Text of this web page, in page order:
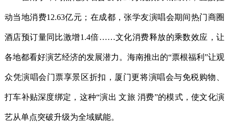
动当地消费12.63亿元；在成都，张学友演唱会期间热门商圈
酒店预订量同比激增1.4倍……文化消费释放的乘数效应，让
各地都看好演艺经济的发展潜力。海南推出的“票根福利”让观
众凭演唱会门票享景区折扣，厦门更将演唱会与免税购物、
打车补贴深度绑定，这种“演出 文旅 消费”的模式，使文化演
艺从单点突破升级为全域赋能。